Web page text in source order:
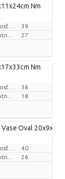
Nm
39
27
Nm
36
18
Oval
40
26